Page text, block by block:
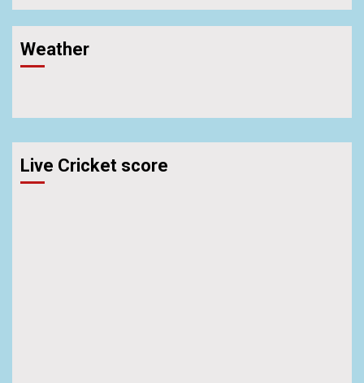
Weather
Live Cricket score